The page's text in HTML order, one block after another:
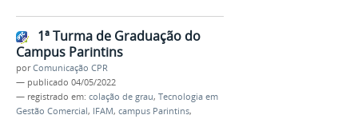
1ª Turma de Graduação do
Campus Parintins
porComunicação CPR
— publicado 04/05/2022
— registrado em: colação de grau, Tecnologia em
Gestão Comercial, IFAM, campus Parintins,